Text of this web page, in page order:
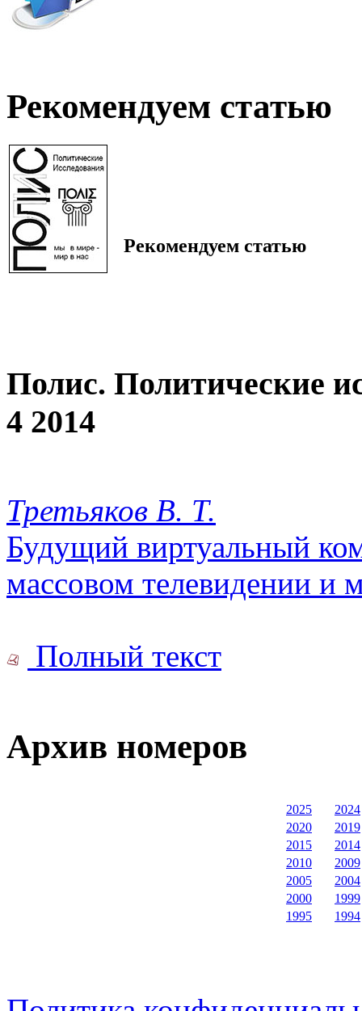
Рекомендуем статью
Рекомендуем статью
Полис. Политические
4 2014
Третьяков В. Т.
Будущий виртуальный
массовом телевидении и
Полный текст
Архив номеров
2025
2024
2020
2019
2015
2014
2010
2009
2005
2004
2000
1999
1995
1994